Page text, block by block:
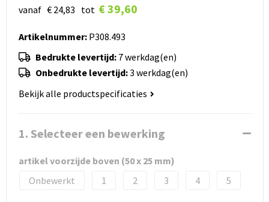
vanaf € 24,83 tot € 39,60
Artikelnummer:P308.493
Bedrukte levertijd: 7 werkdag(en)
Onbedrukte levertijd:3 werkdag(en)
Bekijk alle productspecificaties
1. Selecteer een bewerking
artikel voorzijde boven (50 x 25 mm)
Onbewerkt
1 2 3 4 5